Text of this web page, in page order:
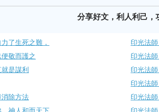
分享好文，利人利己，
了生​死之難，
印光法
敬而護之
印光法
是謀利
印光法
印光法
除方法
印光法